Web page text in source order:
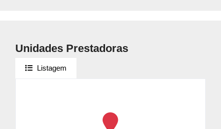
Unidades Prestadoras
Listagem